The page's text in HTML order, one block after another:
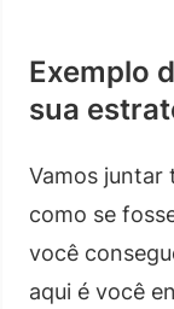
Exemplo
sua
Vamos juntar
como se
você
aqui é você